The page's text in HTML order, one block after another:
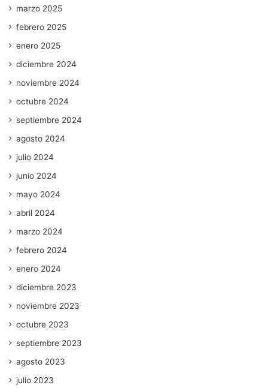
marzo 2025
febrero 2025
enero 2025
diciembre 2024
noviembre 2024
octubre 2024
septiembre 2024
agosto 2024
julio 2024
junio 2024
mayo 2024
abril 2024
marzo 2024
febrero 2024
enero 2024
diciembre 2023
noviembre 2023
octubre 2023
septiembre 2023
agosto 2023
julio 2023